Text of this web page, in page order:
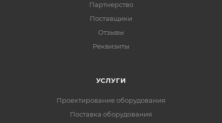
Партнерство
Поставщики
Отзывы
Реквизиты
УСЛУГИ
Проектирование оборудования
Поставка оборудования